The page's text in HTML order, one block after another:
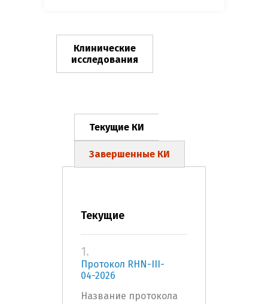
Клинические
исследования
Текущие КИ
Завершенные КИ
Текущие
1.
Протокол RHN-III-
04-2026
Название протокола